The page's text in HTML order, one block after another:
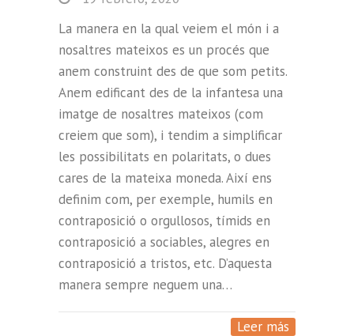
La manera en la qual veiem el món i a
nosaltres mateixos es un procés que
anem construint des de que som petits.
Anem edificant des de la infantesa una
imatge de nosaltres mateixos (com
creiem que som), i tendim a simplificar
les possibilitats en polaritats, o dues
cares de la mateixa moneda. Així ens
definim com, per exemple, humils en
contraposició o orgullosos, tímids en
contraposició a sociables, alegres en
contraposició a tristos, etc. D’aquesta
manera sempre neguem una…
Leer más